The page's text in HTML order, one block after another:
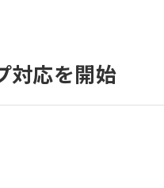
対応を開始